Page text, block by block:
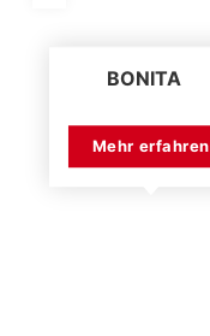
BONITA
Mehr erfahren